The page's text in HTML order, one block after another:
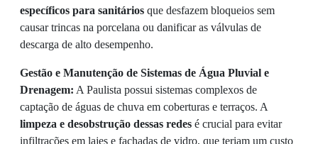
específicos para sanitários que desfazem bloqueios sem
causar trincas na porcelana ou danificar as válvulas de
descarga de alto desempenho.
Gestão e Manutenção de Sistemas de Água Pluvial e
Drenagem: A Paulista possui sistemas complexos de
captação de águas de chuva em coberturas e terraços. A
limpeza e desobstrução dessas redes é crucial para evitar
infiltrações em lajes e fachadas de vidro, que teriam um custo